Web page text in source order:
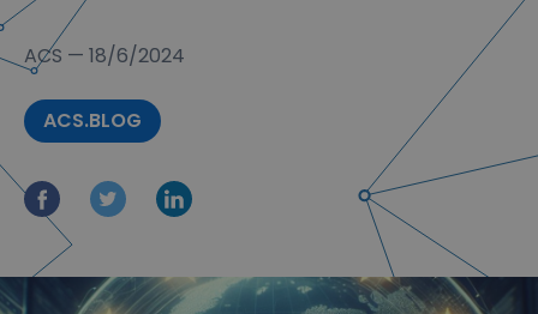
ACS — 18/6/2024
ACS.BLOG